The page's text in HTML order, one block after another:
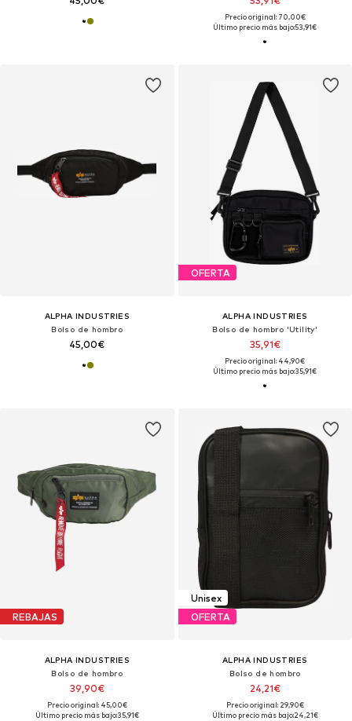
Precio original: 70,00€
Último precio más bajo:53,91€
ALPHA INDUSTRIES
Bolso de hombro
45,00€
OFERTA
ALPHA INDUSTRIES
Bolso de hombro 'Utility'
35,91€
Precio original: 44,90€
Último precio más bajo:35,91€
REBAJAS
ALPHA INDUSTRIES
Bolso de hombro
39,90€
Precio original: 45,00€
Último precio más bajo:35,91€
Unisex
OFERTA
ALPHA INDUSTRIES
Bolso de hombro
24,21€
Precio original: 29,90€
Último precio más bajo:24,21€